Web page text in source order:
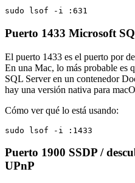
sudo lsof -i :631
Puerto 1433 Microsoft
El puerto 1433 es el puerto por
En una Mac, lo más probable es
SQL Server en un contenedor
hay una versión nativa para
Cómo ver qué lo está usando:
sudo lsof -i :1433
Puerto 1900 SSDP /
UPnP